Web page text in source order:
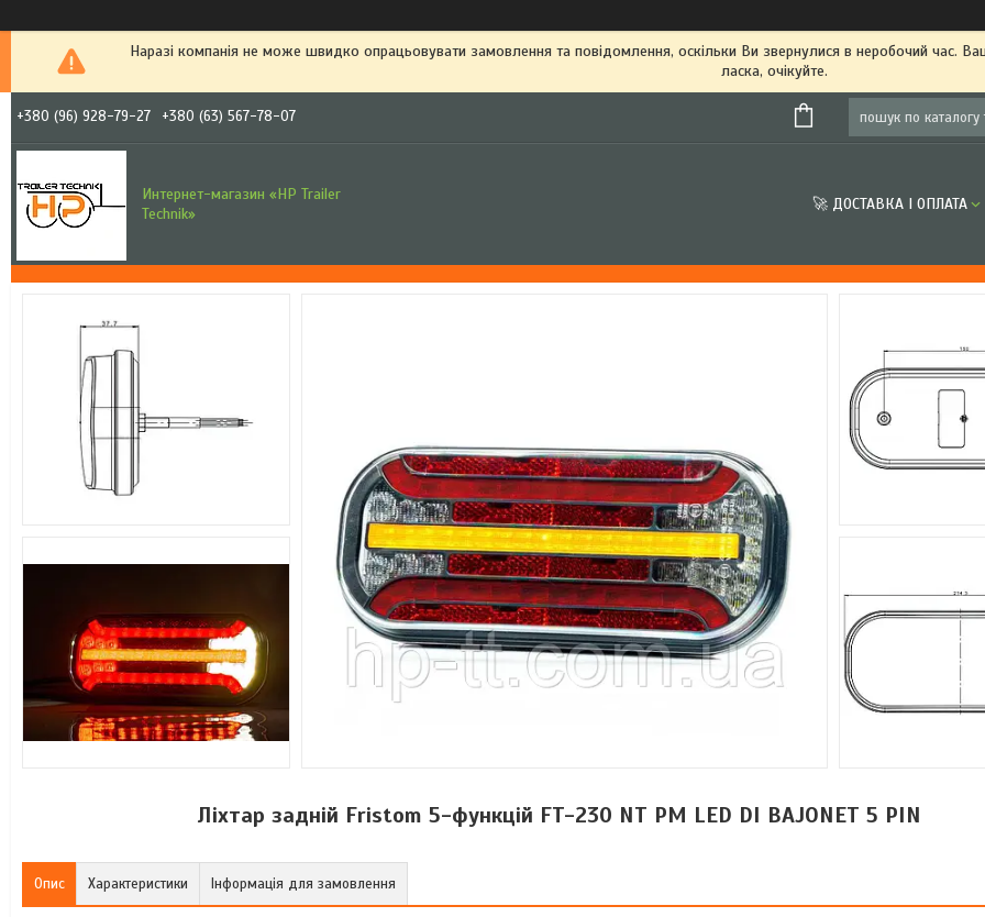
Наразі компанія не може швидко опрацьовувати замовлення та повідомлення, оскільки Ви звернулися в неробочий час.
ласка, очікуйте.
+380 (96) 928-79-27 +380 (63) 567-78-07
Интернет-магазин «HP Trailer
Technik»
🚀 ДОСТАВКА І ОПЛАТА
Ліхтар задній Fristom 5-функцій FT-230 NT PM LED DI BAJONET 5 PIN
Опис Характеристики Інформація для замовлення